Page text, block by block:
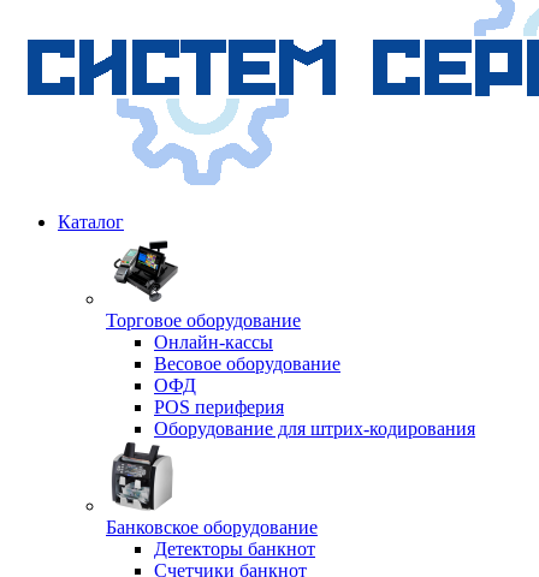
Каталог
Торговое оборудование
Онлайн-кассы
Весовое оборудование
ОФД
POS периферия
Оборудование для штрих-кодирования
Банковское оборудование
Детекторы банкнот
Счетчики банкнот